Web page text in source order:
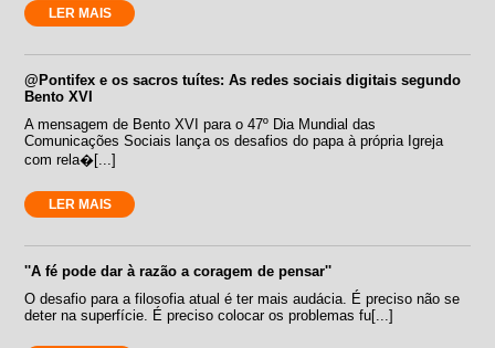
LER MAIS
@Pontifex e os sacros tuítes: As redes sociais digitais segundo
Bento XVI
A mensagem de Bento XVI para o 47º Dia Mundial das
Comunicações Sociais lança os desafios do papa à própria Igreja
com rela�[...]
LER MAIS
''A fé pode dar à razão a coragem de pensar''
O desafio para a filosofia atual é ter mais audácia. É preciso não se
deter na superfície. É preciso colocar os problemas fu[...]